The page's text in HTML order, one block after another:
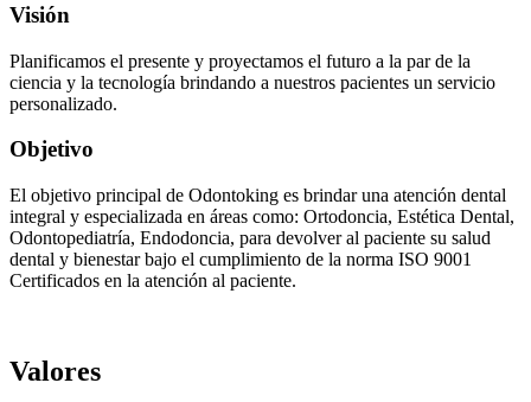
Visión
Planificamos el presente y proyectamos el futuro a la par de la
ciencia y la tecnología brindando a nuestros pacientes un servicio
personalizado.
Objetivo
El objetivo principal de Odontoking es brindar una atención dental
integral y especializada en áreas como: Ortodoncia, Estética Dental,
Odontopediatría, Endodoncia, para devolver al paciente su salud
dental y bienestar bajo el cumplimiento de la norma ISO 9001
Certificados en la atención al paciente.
Valores